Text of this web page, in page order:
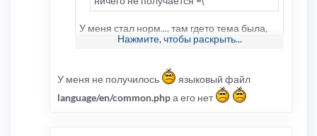
У меня стал норм..., там гдето тема была,
было написанокак и что...
Нажмите, чтобы раскрыть...
У меня не получилось
языковый файл
language/en/common.phpа его нет